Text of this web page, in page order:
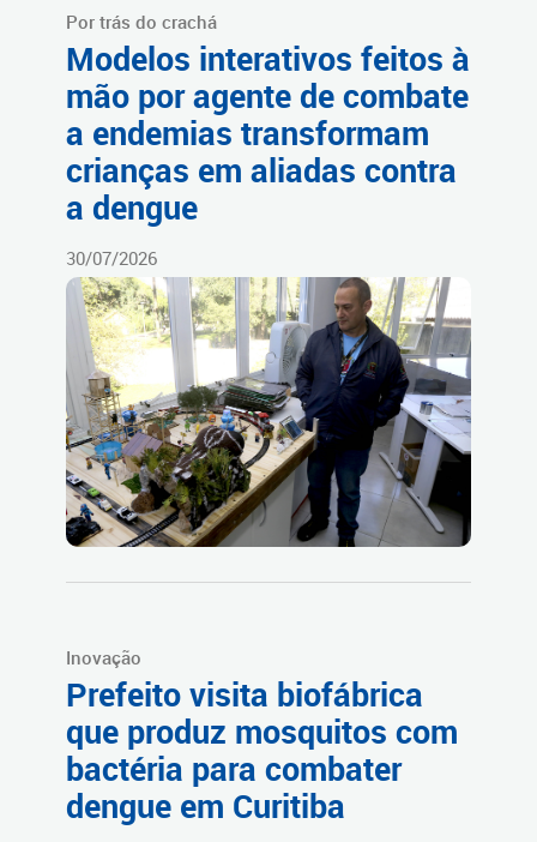
Por trás do crachá
Modelos interativos feitos à
mão por agente de combate
a endemias transformam
crianças em aliadas contra
a dengue
30/07/2026
Inovação
Prefeito visita biofábrica
que produz mosquitos com
bactéria para combater
dengue em Curitiba